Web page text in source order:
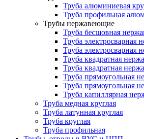
Труба алюминиевая
Труба профильная
Трубы нержавеющие
Труба бесшовная
Труба электросварная
Труба электросварная
Труба квадратная
Труба квадратная
Труба прямоугольная
Труба прямоугольная
Труба капиллярная
Труба медная круглая
Труба латунная круглая
Труба круглая
Труба профильная